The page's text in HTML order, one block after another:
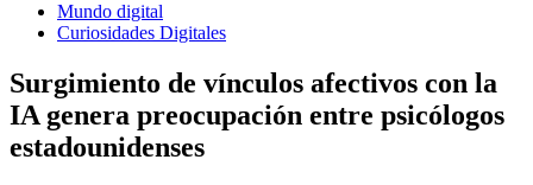
Mundo digital
Curiosidades Digitales
Surgimiento de vínculos afectivos con la
IA genera preocupación entre psicólogos
estadounidenses